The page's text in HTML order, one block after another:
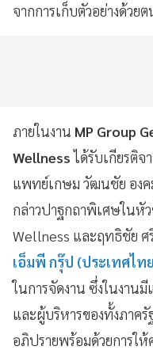
จากการเก็บตัวอย่างด้วย
ภายในงาน MP Group
Wellnessได้รับเกียรติจ
แพทย์เกษม วัฒนชัย อง
กล่าวปาฐกถาพิเศษในหั
Wellness และฤทธิชัย ศ
เอ็มพี กรุ๊ป (ประเทศไท
ในการจัดงาน ซึ่งในงา
และผู้บริหารของทั้งภาครั
อภิปรายพร้อมด้วยการให้